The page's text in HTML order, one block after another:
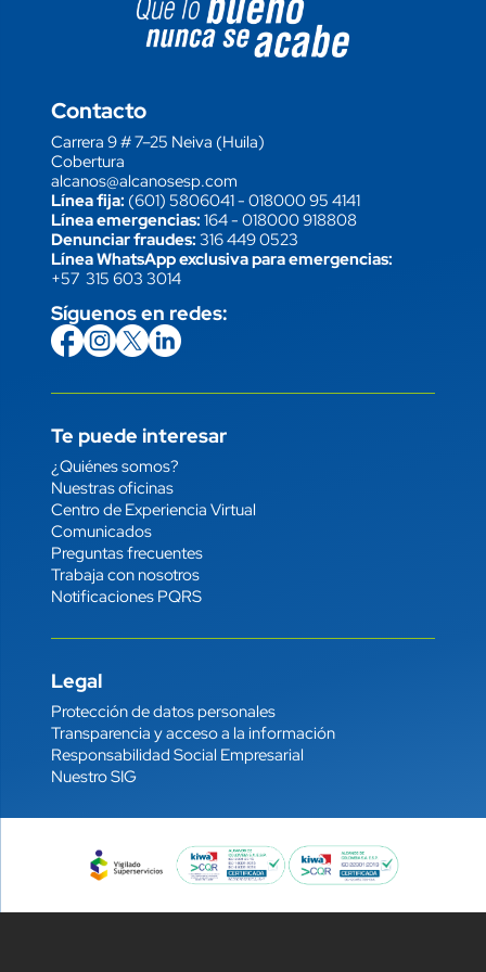
Contacto
Carrera 9 # 7–25 Neiva (Huila)
Cobertura
alcanos@alcanosesp.com
Línea fija: (601) 5806041-018000 95 4141
Línea emergencias: 164-018000 918808
Denunciar fraudes: 316 449 0523
Línea WhatsApp exclusiva para emergencias:
+57 315 603 3014
Síguenos en redes:
icon
Imagen
link icon
Imagen
link icon
Imagen
link icon
Imagen
link
Te puede interesar
Enlace
¿Quiénes somos?
Nuestras oficinas
Centro de Experiencia Virtual
Comunicados
Preguntas frecuentes
Trabaja con nosotros
Notificaciones PQRS
Legal
Enlace
Protección de datos personales
Transparencia y acceso a la información
Responsabilidad Social Empresarial
Nuestro SIG
Imagen